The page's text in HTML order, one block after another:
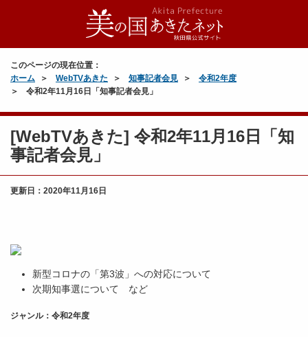
このページの現在位置：
ホーム
WebTVあきた 知事記者会見
令和2年度
令和2年11月16日「知事記者会見」
[WebTVあきた] 令和2年11月16日「知
事記者会見」
更新日： 2020年11月16日
新型コロナの「第3波」への対応について
次期知事選について など
ジャンル：令和2年度